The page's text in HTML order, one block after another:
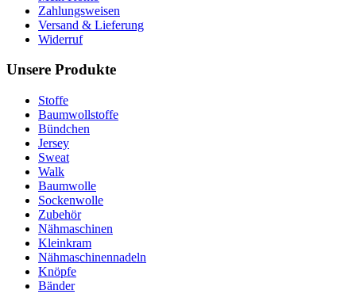
Zahlungsweisen
Versand & Lieferung
Widerruf
Unsere Produkte
Stoffe
Baumwollstoffe
Bündchen
Jersey
Sweat
Walk
Baumwolle
Sockenwolle
Zubehör
Nähmaschinen
Kleinkram
Nähmaschinennadeln
Knöpfe
Bänder